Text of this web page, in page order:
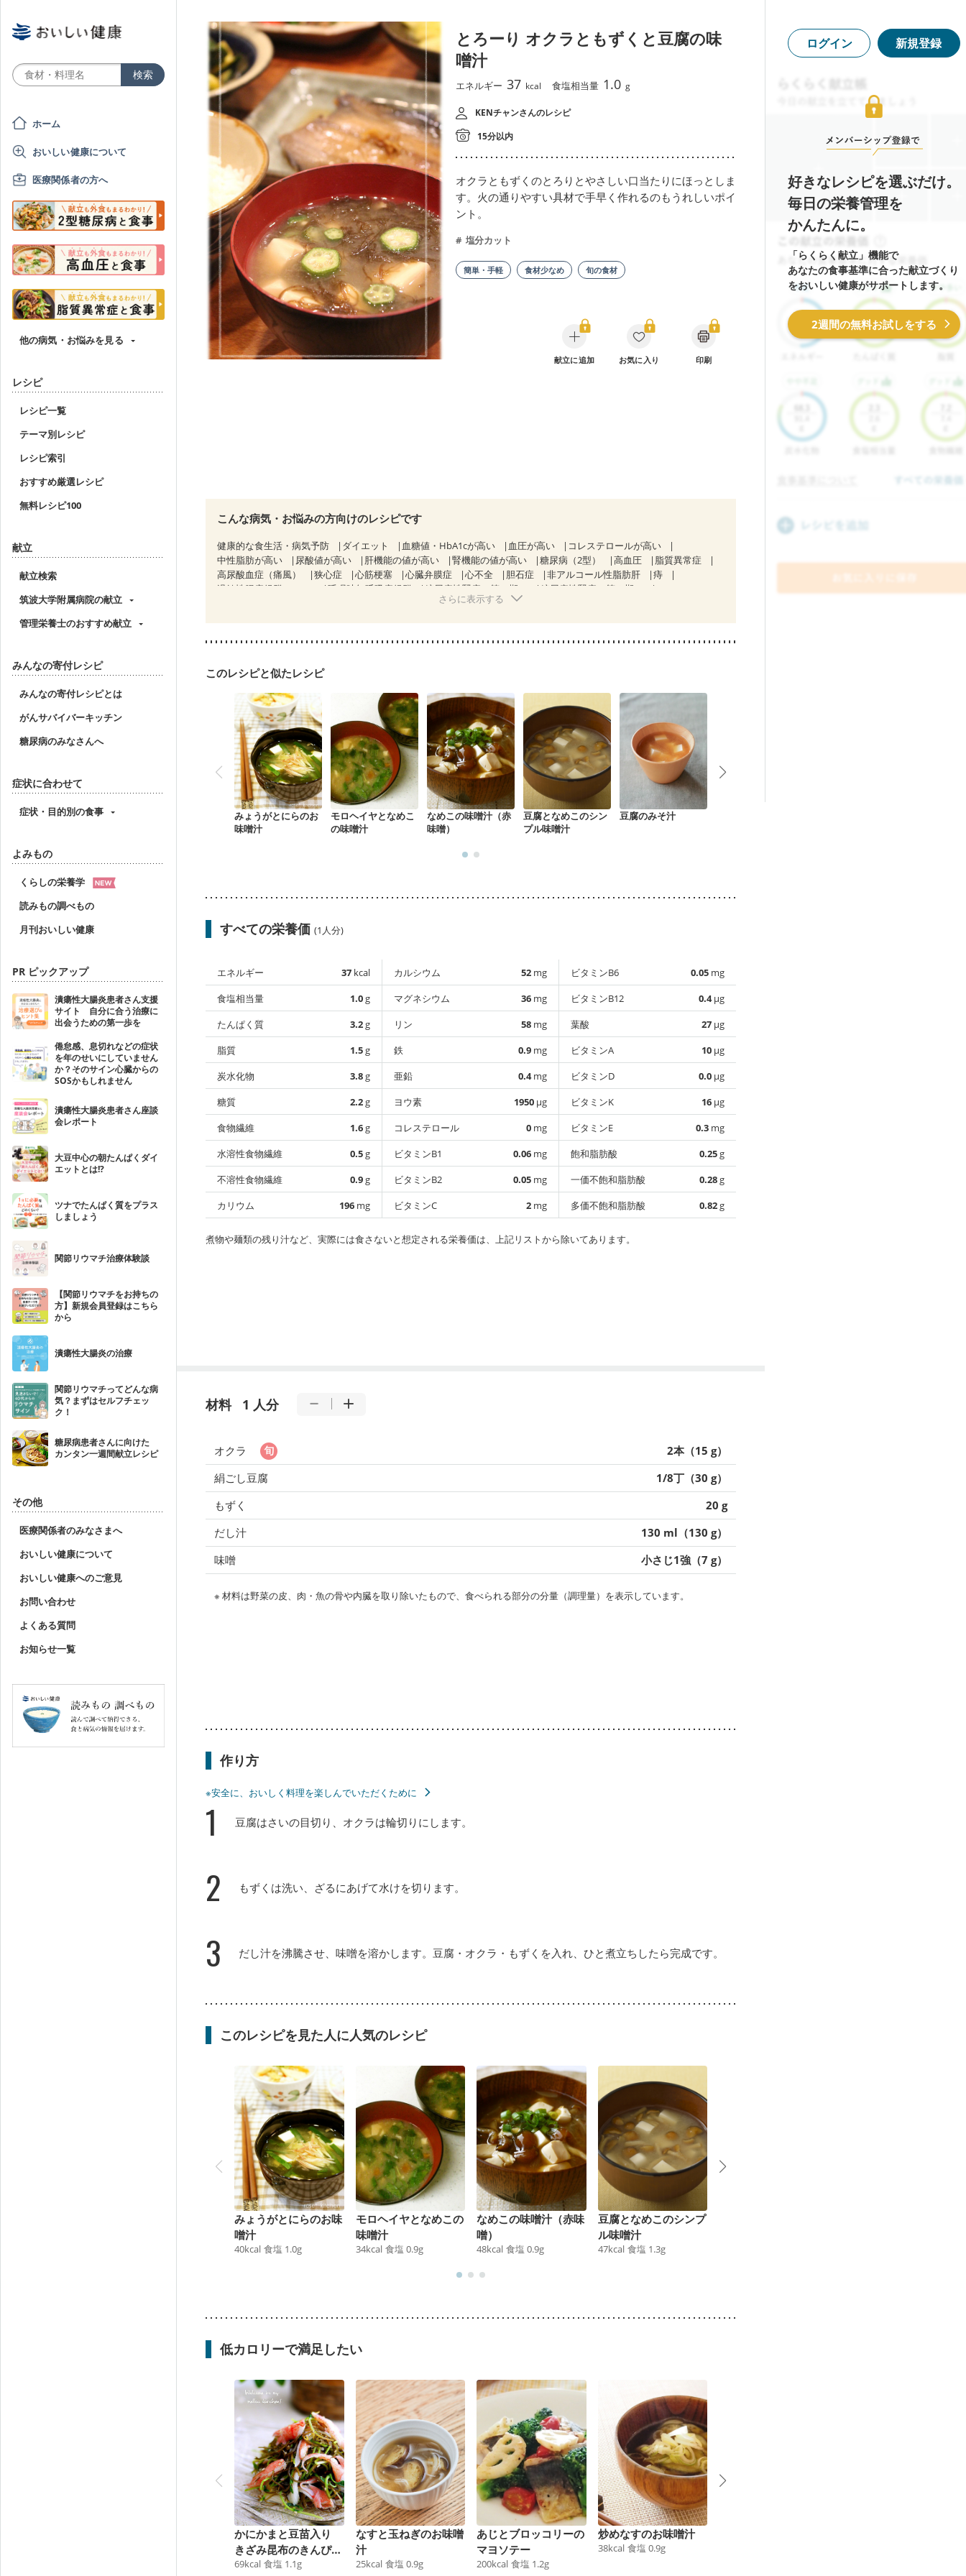
ホーム
おいしい健康について
医療関係者の方へ
他の病気・お悩みを見る
レシピ
レシピ一覧
テーマ別レシピ
レシピ索引
おすすめ厳選レシピ
無料レシピ100
献立
献立検索
筑波大学附属病院の献立
管理栄養士のおすすめ献立
みんなの寄付レシピ
みんなの寄付レシピとは
がんサバイバーキッチン
糖尿病のみなさんへ
症状に合わせて
症状・目的別の食事
よみもの
くらしの栄養学
読みもの調べもの
月刊おいしい健康
PR ピックアップ
潰瘍性大腸炎患者さん支援
サイト 自分に合う治療に
出会うための第一歩を
倦怠感、息切れなどの症状
を年のせいにしていません
か？そのサイン心臓からの
SOSかもしれません
潰瘍性大腸炎患者さん座談
会レポート
大豆中心の朝たんぱくダイ
エットとは!?
ツナでたんぱく質をプラス
しましょう
関節リウマチ治療体験談
【関節リウマチをお持ちの
方】新規会員登録はこちら
から
潰瘍性大腸炎の治療
関節リウマチってどんな病
気？まずはセルフチェッ
ク！
糖尿病患者さんに向けた
カンタン一週間献立レシピ
その他
医療関係者のみなさまへ
おいしい健康について
おいしい健康へのご意見
お問い合わせ
よくある質問
お知らせ一覧
とろーり オクラともずくと豆腐の味
噌汁
エネルギー 37 kcal 食塩相当量 1.0 g
KENチャンさんのレシピ
15分以内
オクラともずくのとろりとやさしい口当たりにほっとしま
す。火の通りやすい具材で手早く作れるのもうれしいポイ
ント。
塩分カット
簡単・手軽 食材少なめ 旬の食材
献立に追加 お気に入り 印刷
こんな病気・お悩みの方向けのレシピです
健康的な食生活・病気予防 ダイエット 血糖値・HbA1cが高い 血圧が高い
コレステロールが高い
中性脂肪が高い
尿酸値が高い 肝機能の値が高い 腎機能の値が高い 糖尿病（2型） 高血圧
脂質異常症
高尿酸血症（痛風）
狭心症 心筋梗塞 心臓弁膜症 心不全 胆石症 非アルコール性脂肪肝
痔
過敏性腸症候群（IBS）
睡眠時無呼吸症候群 糖尿病性腎症（第１期）
糖尿病性腎症（第２期）
乳がん（抗がん剤治療中）
食欲がない
妊娠中(初期) 妊婦健診・体重増加が気になる（初期）
妊婦健診・血圧が気になる（初期）
産後（ミルク）
骨折
さらに表示する
このレシピと似たレシピ
みょうがとにらのお
味噌汁
モロヘイヤとなめこ
の味噌汁
なめこの味噌汁（赤
味噌）
豆腐となめこのシン
プル味噌汁
豆腐のみそ汁
すべての栄養価 (1人分)
エネルギー 37 kcal
食塩相当量
1.0g
たんぱく質
3.2g
脂質
1.5g
炭水化物
3.8g
糖質
2.2g
食物繊維
1.6g
水溶性食物繊維
0.5g
不溶性食物繊維
0.9g
カリウム
196 mg
カルシウム 52 mg
マグネシウム
36 mg
リン
58 mg
鉄
0.9 mg
亜鉛
0.4mg
ヨウ素
1950 µg
コレステロール
0 mg
ビタミンB1
0.06 mg
ビタミンB2
0.05 mg
ビタミンC
2 mg
ビタミンB6 0.05 mg
ビタミンB12
0.4µg
葉酸
27 µg
ビタミンA
10 µg
ビタミンD
0.0 µg
ビタミンK
16 µg
ビタミンE
0.3 mg
飽和脂肪酸
0.25g
一価不飽和脂肪酸
0.28g
多価不飽和脂肪酸
0.82g
煮物や麺類の残り汁など、実際には食さないと想定される栄養価は、上記リストから除いてあります。
材料 1 人分
オクラ
2本（15 g）
絹ごし豆腐
1/8丁（30 g）
もずく
20 g
だし汁
130 ml（130 g）
味噌
小さじ1強（7 g）
※ 材料は野菜の皮、肉・魚の骨や内臓を取り除いたもので、食べられる部分の分量（調理量）を表示しています。
作り方
※安全に、おいしく料理を楽しんでいただくために
1 豆腐はさいの目切り、オクラは輪切りにします。
2 もずくは洗い、ざるにあげて水けを切ります。
3 だし汁を沸騰させ、味噌を溶かします。豆腐・オクラ・もずくを入れ、ひと煮立ちしたら完成です。
このレシピを見た人に人気のレシピ
みょうがとにらのお味
噌汁
40kcal 食塩 1.0g
モロヘイヤとなめこの
味噌汁
34kcal 食塩 0.9g
なめこの味噌汁（赤味
噌）
48kcal 食塩 0.9g
豆腐となめこのシンプ
ル味噌汁
47kcal 食塩 1.3g
低カロリーで満足したい
かにかまと豆苗入り
きざみ昆布のきんぴら
風
69kcal 食塩 1.1g
なすと玉ねぎのお味噌
汁
25kcal 食塩 0.9g
あじとブロッコリーの
マヨソテー
200kcal 食塩 1.2g
炒めなすのお味噌汁
38kcal 食塩 0.9g
ログイン 新規登録
好きなレシピを選ぶだけ。
毎日の栄養管理を
かんたんに。
「らくらく献立」機能で
あなたの食事基準に合った献立づくり
をおいしい健康がサポートします。
2週間の無料お試しをする